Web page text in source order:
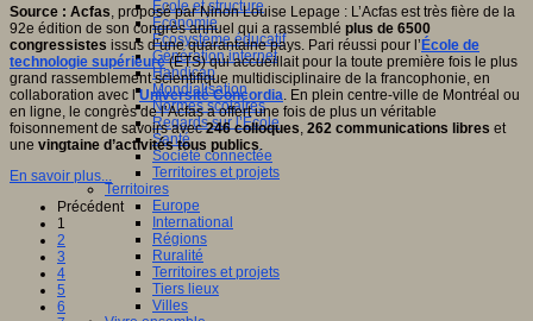
Ecole et structure
Economie
Ecosystème éducatif
Génération internet
Handicap
Mondialisation
Normes scolaires
Regards sur l’Ecole
Santé
Société connectée
Territoires et projets
Territoires
Europe
International
Régions
Ruralité
Territoires et projets
Tiers lieux
Villes
Source : Acfas , proposé par Ninon Louise Lepage : L’Acfas est très fière de la
92e édition de son congrès annuel qui a rassemblé plus de 6500
congressistes issus d’une quarantaine pays. Pari réussi pour l’École de
technologie supérieure(ÉTS) qui accueillait pour la toute première fois le plus
grand rassemblement scientifique multidisciplinaire de la francophonie, en
collaboration avec l’Université Concordia . En plein centre-ville de Montréal ou
en ligne, le congrès de l’Acfas a offert une fois de plus un véritable
foisonnement de savoirs avec246 colloques 262 communications libres et
une vingtaine d’activités tous publics
En savoir plus...
Précédent
1
2
3
4
5
6